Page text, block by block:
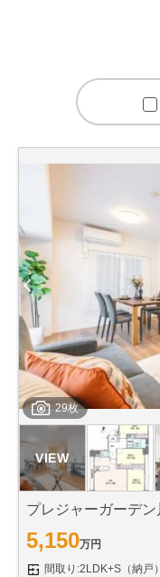
29枚
プレジャーガーデ
5,150万円
間取り:2LDK+S（納戸）